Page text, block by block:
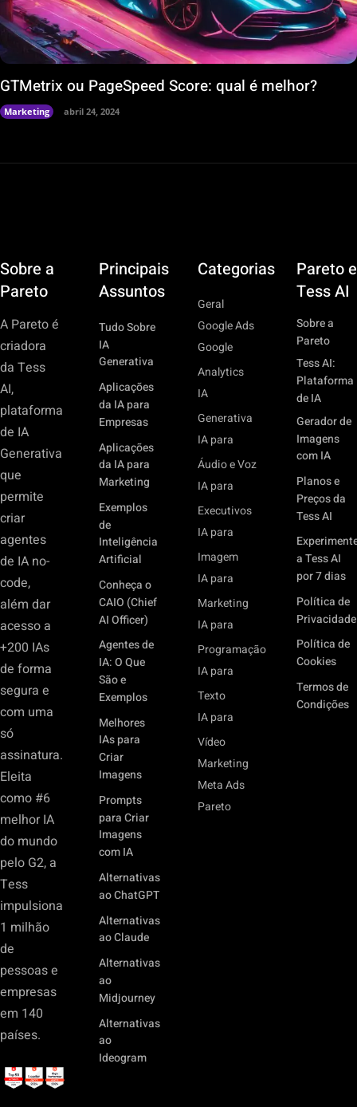
GTMetrix ou PageSpeed Score: qual é melhor?
Marketing abril 24, 2024
Sobre a
Pareto
A Pareto é
criadora
da Tess
AI,
plataforma
de IA
Generativa
que
permite
criar
agentes
de IA no-
code,
além dar
acesso a
+200 IAs
de forma
segura e
com uma
só
assinatura.
Eleita
como #6
melhor IA
do mundo
pelo G2, a
Tess
impulsiona
1 milhão
de
pessoas e
empresas
em 140
países.
Principais
Assuntos
Tudo Sobre
IA
Generativa
Aplicações
da IA para
Empresas
Aplicações
da IA para
Marketing
Exemplos
de
Inteligência
Artificial
Conheça o
CAIO (Chief
AI Officer)
Agentes de
IA: O Que
São e
Exemplos
Melhores
IAs para
Criar
Imagens
Prompts
para Criar
Imagens
com IA
Alternativas
ao ChatGPT
Alternativas
ao Claude
Alternativas
ao
Midjourney
Alternativas
ao
Ideogram
Categorias
Geral
Google Ads
Google
Analytics
IA
Generativa
IA para
Áudio e Voz
IA para
Executivos
IA para
Imagem
IA para
Marketing
IA para
Programação
IA para
Texto
IA para
Vídeo
Marketing
Meta Ads
Pareto
Pareto e
Tess AI
Sobre a
Pareto
Tess AI:
Plataforma
de IA
Gerador de
Imagens
com IA
Planos e
Preços da
Tess AI
a Tess AI
por 7 dias
Política de
Privacidade
Política de
Cookies
Termos de
Condições